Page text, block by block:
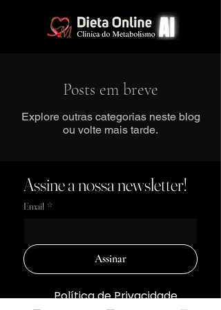
Posts em breve
Explore outras categorias neste blog
ou volte mais tarde.
Assine a nossa newsletter!
Email *
Assinar
Política de Privacidade